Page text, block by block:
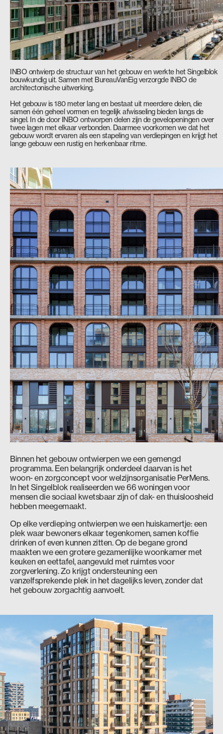
INBO ontwierp de structuur van het gebouw en werkte het Singelblok
bouwkundig uit. Samen met BureauVanEig verzorgde INBO de
architectonische uitwerking.
Het gebouw is 180 meter lang en bestaat uit meerdere delen, die
samen één geheel vormen en tegelijk afwisseling bieden langs de
singel. In de door INBO ontworpen delen zijn de gevelopeningen over
twee lagen met elkaar verbonden. Daarmee voorkomen we dat het
gebouw wordt ervaren als een stapeling van verdiepingen en krijgt het
lange gebouw een rustig en herkenbaar ritme.
Binnen het gebouw ontwierpen we een gemengd
programma. Een belangrijk onderdeel daarvan is het
woon- en zorgconcept voor welzijnsorganisatie PerMens.
In het Singelblok realiseerden we 66 woningen voor
mensen die sociaal kwetsbaar zijn of dak- en thuisloosheid
hebben meegemaakt.
Op elke verdieping ontwierpen we een huiskamertje: een
plek waar bewoners elkaar tegenkomen, samen koffie
drinken of even kunnen zitten. Op de begane grond
maakten we een grotere gezamenlijke woonkamer met
keuken en eettafel, aangevuld met ruimtes voor
zorgverlening. Zo krijgt ondersteuning een
vanzelfsprekende plek in het dagelijks leven, zonder dat
het gebouw zorgachtig aanvoelt.